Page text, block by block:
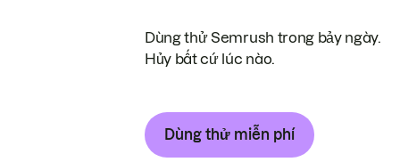
Dùng thử Semrush trong bảy ngày.
Hủy bất cứ lúc nào.
Dùng thử miễn phí